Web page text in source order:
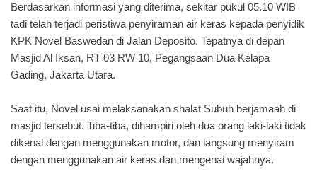
Berdasarkan informasi yang diterima, sekitar pukul 05.10 WIB
tadi telah terjadi peristiwa penyiraman air keras kepada penyidik
KPK Novel Baswedan di Jalan Deposito. Tepatnya di depan
Masjid Al Iksan, RT 03 RW 10, Pegangsaan Dua Kelapa
Gading, Jakarta Utara.
Saat itu, Novel usai melaksanakan shalat Subuh berjamaah di
masjid tersebut. Tiba-tiba, dihampiri oleh dua orang laki-laki tidak
dikenal dengan menggunakan motor, dan langsung menyiram
dengan menggunakan air keras dan mengenai wajahnya.